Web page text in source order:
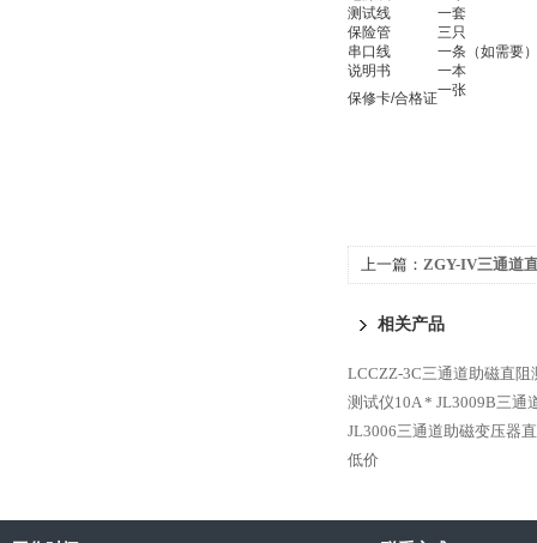
测试线
一套
保险管
三只
串口线
一条（如需要）
说明书
一本
保修卡/合格证一张
上一篇： ZGY-IV三通道
相关产品
LCCZZ-3C三通道助磁直阻
测试仪10A * JL3009B三通
JL3006三通道助磁变压器
低价